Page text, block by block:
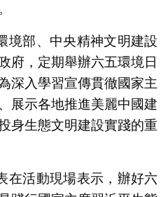
境部、中央精神文明建設
府，定期舉辦六五環境日
深入學習宣傳貫徹國家主
展示各地推進美麗中國建
身生態文明建設實踐的重
在活動現場表示，辦好六